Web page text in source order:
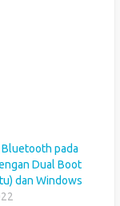
Bluetooth pada
Dual Boot
dan Windows